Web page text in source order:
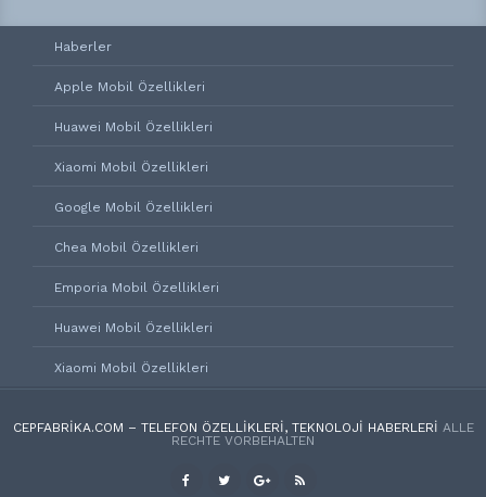
Haberler
Apple Mobil Özellikleri
Huawei Mobil Özellikleri
Xiaomi Mobil Özellikleri
Google Mobil Özellikleri
Chea Mobil Özellikleri
Emporia Mobil Özellikleri
Huawei Mobil Özellikleri
Xiaomi Mobil Özellikleri
CEPFABRIKA.COM – TELEFON ÖZELLIKLERI, TEKNOLOJI HABERLERI ALLE
RECHTE VORBEHALTEN